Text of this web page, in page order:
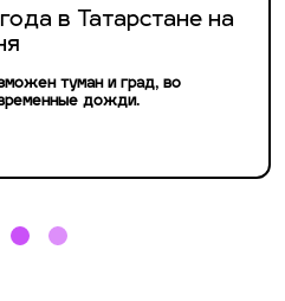
в Татарстане на
туман и град, во
дожди.